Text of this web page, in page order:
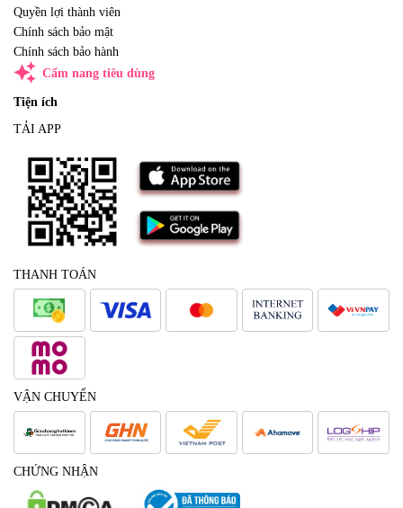
Quyền lợi thành viên
Chính sách bảo mật
Chính sách bảo hành
auto_awesome Cẩm nang tiêu dùng
Tiện ích
TẢI APP
THANH TOÁN
VẬN CHUYỂN
CHỨNG NHẬN